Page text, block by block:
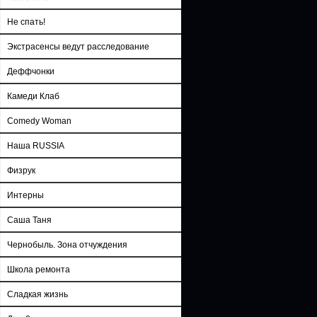
Не спать!
Экстрасенсы ведут расследование
Деффчонки
Камеди Клаб
Comedy Woman
Наша RUSSIA
Физрук
Интерны
Саша Таня
Чернобыль. Зона отчуждения
Школа ремонта
Сладкая жизнь